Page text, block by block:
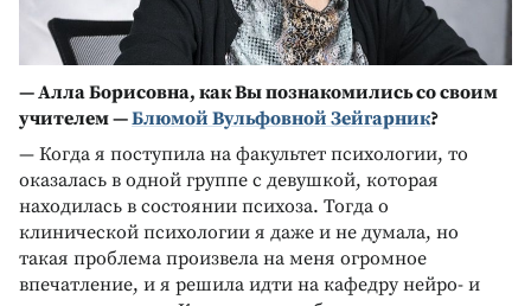
— Алла Борисовна, как Вы познакомились со своим
учителем —Блюмой Вульфовной Зейгарник?
— Когда я поступила на факультет психологии, то
оказалась в одной группе с девушкой, которая
находилась в состоянии психоза. Тогда о
клинической психологии я даже и не думала, но
такая проблема произвела на меня огромное
впечатление, и я решила идти на кафедру нейро- и